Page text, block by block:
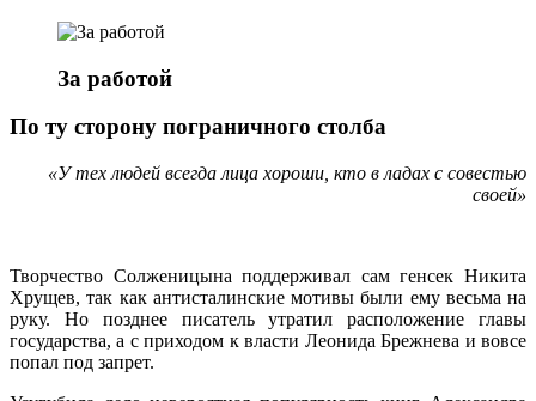
За работой
По ту сторону пограничного столба
«У тех людей всегда лица хороши, кто в ладах с совестью
своей»
Творчество Солженицына поддерживал сам генсек Никита
Хрущев, так как антисталинские мотивы были ему весьма на
руку. Но позднее писатель утратил расположение главы
государства, а с приходом к власти Леонида Брежнева и вовсе
попал под запрет.